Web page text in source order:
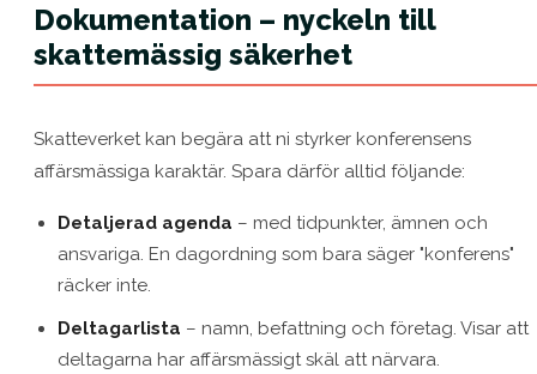
Dokumentation – nyckeln till
skattemässig säkerhet
Skatteverket kan begära att ni styrker konferensens
affärsmässiga karaktär. Spara därför alltid följande:
Detaljerad agenda – med tidpunkter, ämnen och
ansvariga. En dagordning som bara säger "konferens"
räcker inte.
Deltagarlista – namn, befattning och företag. Visar att
deltagarna har affärsmässigt skäl att närvara.